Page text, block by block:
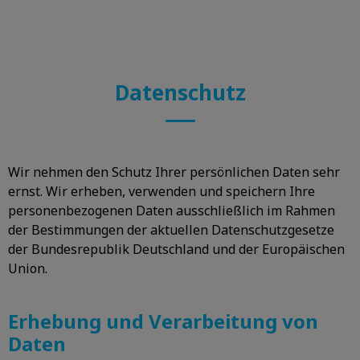
Datenschutz
Wir nehmen den Schutz Ihrer persönlichen Daten sehr
ernst. Wir erheben, verwenden und speichern Ihre
personenbezogenen Daten ausschließlich im Rahmen
der Bestimmungen der aktuellen Datenschutzgesetze
der Bundesrepublik Deutschland und der Europäischen
Union.
Erhebung und Verarbeitung von
Daten